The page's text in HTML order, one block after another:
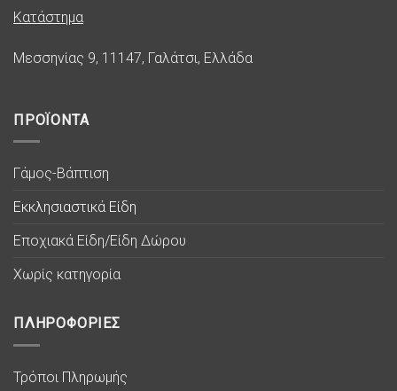
Κατάστημα
Μεσσηνίας 9, 11147, Γαλάτσι, Ελλάδα
ΠΡΟΪΟΝΤΑ
Γάμος-Βάπτιση
Εκκλησιαστικά Είδη
Εποχιακά Είδη/Είδη Δώρου
Χωρίς κατηγορία
ΠΛΗΡΟΦΟΡΙΕΣ
Τρόποι Πληρωμής